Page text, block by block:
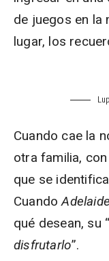
de juegos en la
lugar, los
Cuando cae la
otra familia,
que se
CuandoAdelaide
qué desean, su
disfrutarlo”.